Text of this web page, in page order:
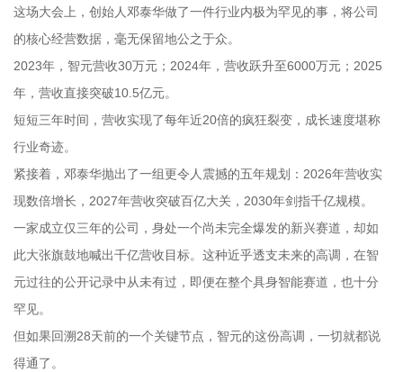
这场大会上，创始人邓泰华做了一件行业内极为罕见的事，将公司
的核心经营数据，毫无保留地公之于众。
2023年，智元营收30万元；2024年，营收跃升至6000万元；2025
年，营收直接突破10.5亿元。
短短三年时间，营收实现了每年近20倍的疯狂裂变，成长速度堪称
行业奇迹。
紧接着，邓泰华抛出了一组更令人震撼的五年规划：2026年营收实
现数倍增长，2027年营收突破百亿大关，2030年剑指千亿规模。
一家成立仅三年的公司，身处一个尚未完全爆发的新兴赛道，却如
此大张旗鼓地喊出千亿营收目标。这种近乎透支未来的高调，在智
元过往的公开记录中从未有过，即便在整个具身智能赛道，也十分
罕见。
但如果回溯28天前的一个关键节点，智元的这份高调，一切就都说
得通了。